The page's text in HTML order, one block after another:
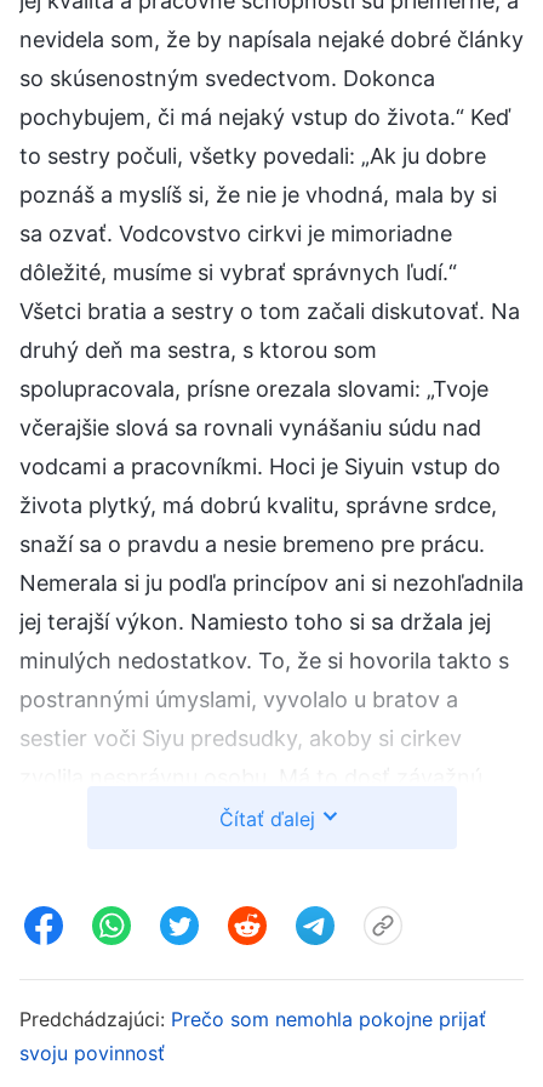
nevidela som, že by napísala nejaké dobré články
so skúsenostným svedectvom. Dokonca
pochybujem, či má nejaký vstup do života.“ Keď
to sestry počuli, všetky povedali: „Ak ju dobre
poznáš a myslíš si, že nie je vhodná, mala by si
sa ozvať. Vodcovstvo cirkvi je mimoriadne
dôležité, musíme si vybrať správnych ľudí.“
Všetci bratia a sestry o tom začali diskutovať. Na
druhý deň ma sestra, s ktorou som
spolupracovala, prísne orezala slovami: „Tvoje
včerajšie slová sa rovnali vynášaniu súdu nad
vodcami a pracovníkmi. Hoci je Siyuin vstup do
života plytký, má dobrú kvalitu, správne srdce,
snaží sa o pravdu a nesie bremeno pre prácu.
Nemerala si ju podľa princípov ani si nezohľadnila
jej terajší výkon. Namiesto toho si sa držala jej
minulých nedostatkov. To, že si hovorila takto s
postrannými úmyslami, vyvolalo u bratov a
sestier voči Siyu predsudky, akoby si cirkev
prirodzenosť a znamená to uvrhnutie volieb do
sestriných slovách horí tvár. Keďže som si
vodcami a pracovníkmi spôsobuje vyrušenie,
podkopáva ich a je zlým skutkom, bola som
Čítať ďalej
Predchádzajúci: Prečo som nemohla pokojne prijať
svoju povinnosť